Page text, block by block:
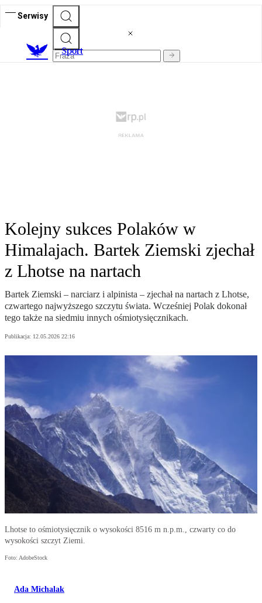
Serwisy
Sport
Kolejny sukces Polaków w
Himalajach. Bartek Ziemski zjechał
z Lhotse na nartach
Bartek Ziemski – narciarz i alpinista – zjechał na nartach z Lhotse,
czwartego najwyższego szczytu świata. Wcześniej Polak dokonał
tego także na siedmiu innych ośmiotysięcznikach.
Publikacja: 12.05.2026 22:16
Lhotse to ośmiotysięcznik o wysokości 8516 m n.p.m., czwarty co do
wysokości szczyt Ziemi.
Foto: AdobeStock
Ada Michalak